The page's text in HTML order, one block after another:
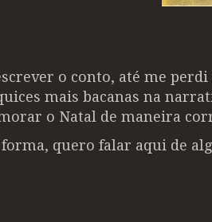
o conto, até me
mais bacanas na
o Natal de maneira
forma, quero falar aqui de